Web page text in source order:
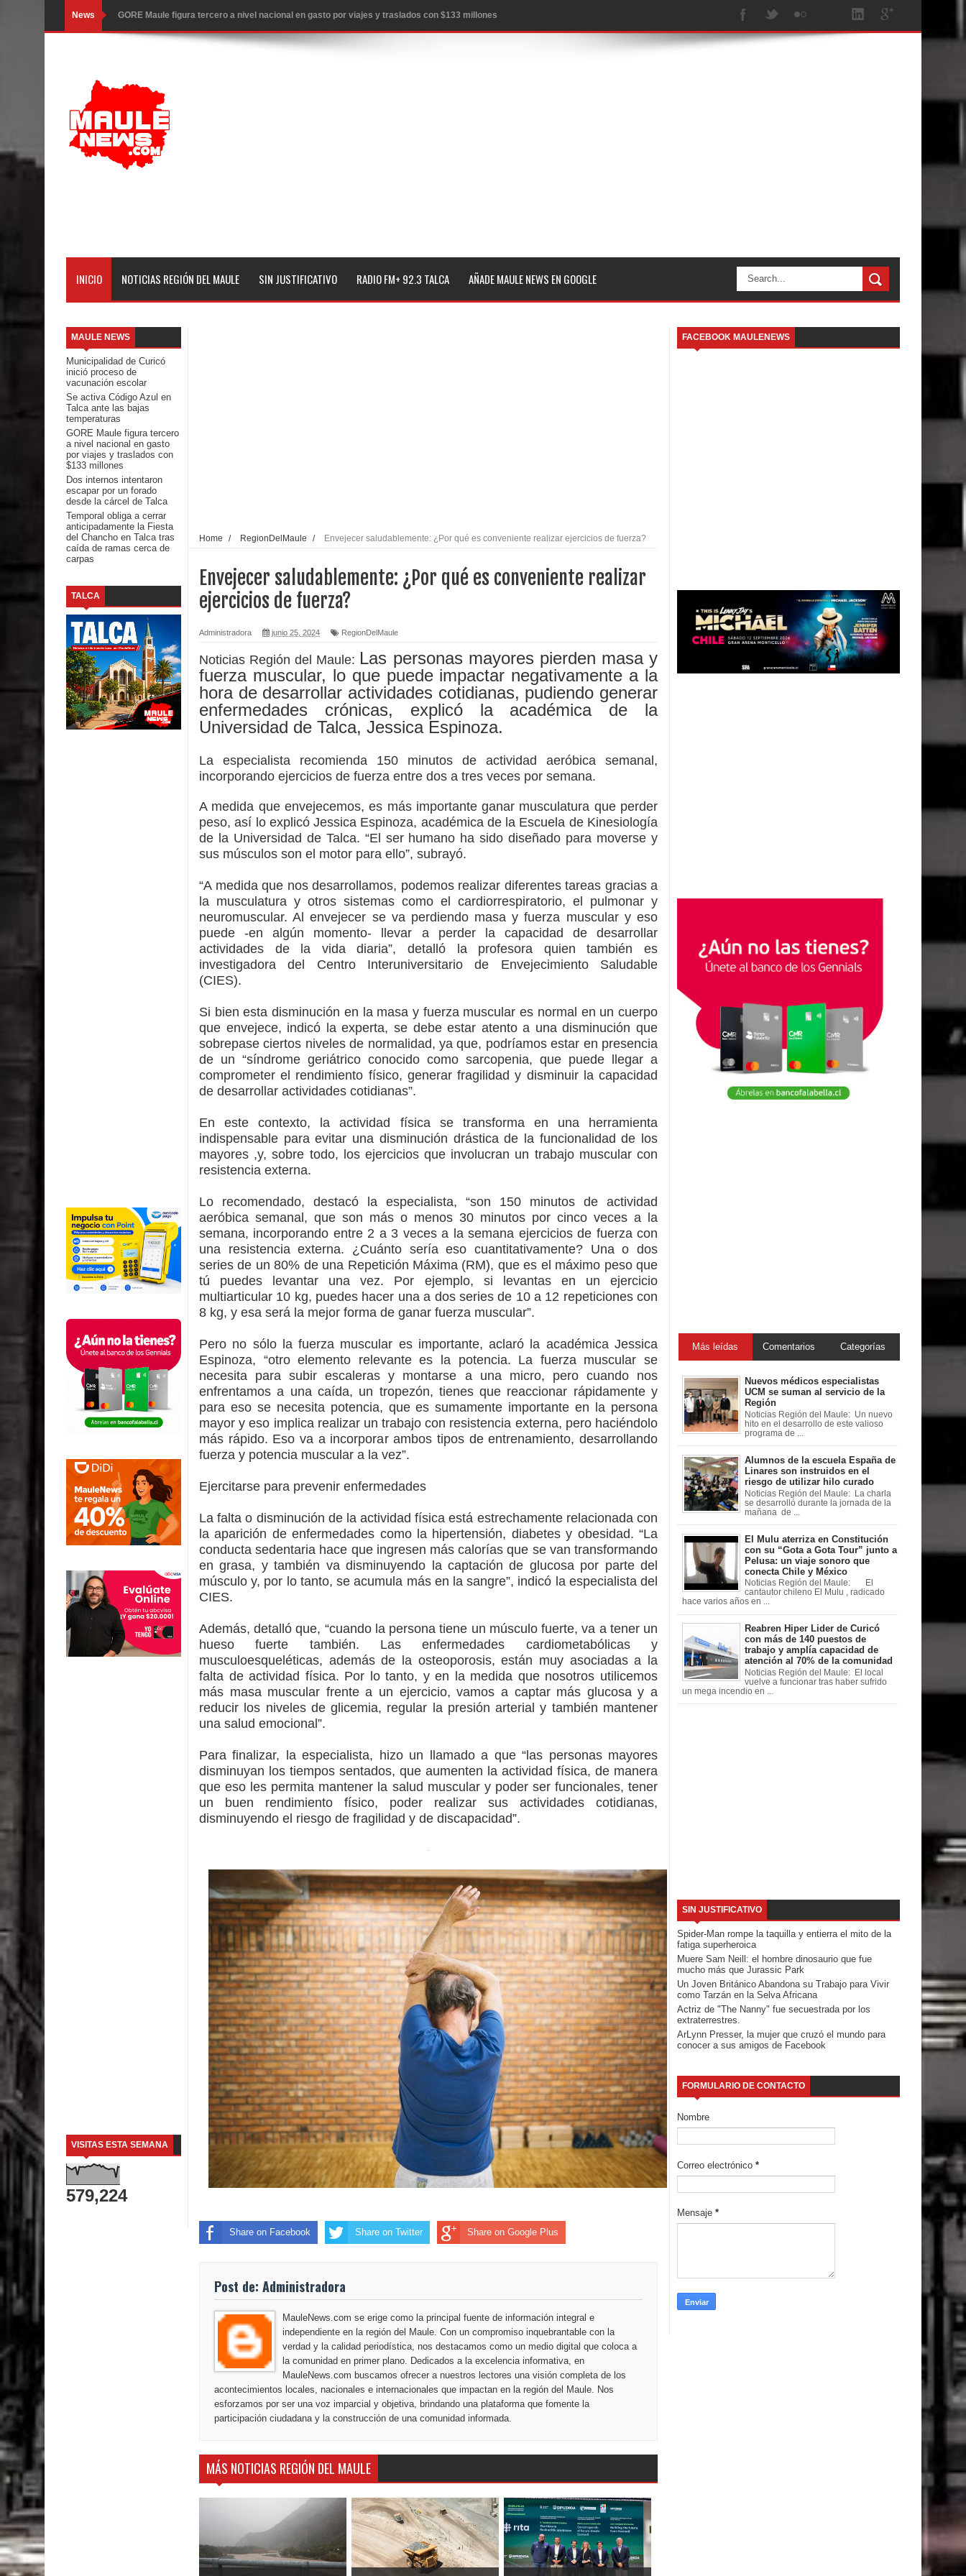
News GORE Maule figura tercero a nivel nacional en gasto por viajes y traslados con $133 millones
Dos internos intentaron escapar por un forado desde la cárcel de Talca
Miles llegan a la Plaza de Armas de Talca en el inicio de la Fiesta del Chancho 2026
Torneo de Asadores reúne a 13 equipos en la Fiesta del Chancho 2026 en Talca
Alerta por hantavirus: expertos piden reforzar medidas y consulta oportuna
virus respiratorios
Empedrado desarrolló con éxito el desafío guerreros 2026
comunidades escolares
Alta positividad en influenza hace que expertos reiteren llamado a vacunarse
Mario Meza endurece críticas contra ministra de Salud por dejar fuera a Linares: “No dará la cara”
Seremi de Desarrollo Social y Familia mantiene despliegue para apoyar a niños y adolescentes durante la
emergencia.
Del anime al K-pop: especialistas U. de Chile analizan el creciente interés por las culturas japonesa y coreana
Renuncia del seremi Minvu en el Maule golpea al Gobierno en medio de denuncias por viviendas sociales en
Diputado Jorge Guzmán rechaza proyecto de interconexión eléctrica en la alta cordillera del Maule por su
impacto ambiental
INDAP entregó $189 millones en incentivos a usuarios de PRODESAL de la provincia de Linares
Municipalidad de Curicó apuesta a la innovación en tecnología educativa con nuevas pantallas interactivas del
Colegio El Boldo
Se activa Código Azul en Talca ante las bajas temperaturas
INICIO NOTICIAS REGIÓN DEL MAULE SIN JUSTIFICATIVO RADIO FM+ 92.3 TALCA AÑADE MAULE NEWS EN GOOGLE
MAULE NEWS
Municipalidad de Curicó
inició proceso de
vacunación escolar
Se activa Código Azul en
Talca ante las bajas
temperaturas
GORE Maule figura tercero
a nivel nacional en gasto
por viajes y traslados con
$133 millones
Dos internos intentaron
escapar por un forado
desde la cárcel de Talca
Temporal obliga a cerrar
anticipadamente la Fiesta
del Chancho en Talca tras
caída de ramas cerca de
carpas
TALCA
VISITAS ESTA SEMANA
579,224
Home / RegionDelMaule / Envejecer saludablemente: ¿Por qué es conveniente realizar ejercicios de fuerza?
Envejecer saludablemente: ¿Por qué es conveniente realizar
ejercicios de fuerza?
Administradora junio 25, 2024 RegionDelMaule
Noticias Región del Maule: Las personas mayores pierden masa y
fuerza muscular, lo que puede impactar negativamente a la
hora de desarrollar actividades cotidianas, pudiendo generar
enfermedades crónicas, explicó la académica de la
Universidad de Talca, Jessica Espinoza.
La especialista recomienda 150 minutos de actividad aeróbica semanal,
incorporando ejercicios de fuerza entre dos a tres veces por semana.
A medida que envejecemos, es más importante ganar musculatura que perder
peso, así lo explicó Jessica Espinoza, académica de la Escuela de Kinesiología
de la Universidad de Talca. “El ser humano ha sido diseñado para moverse y
sus músculos son el motor para ello”, subrayó.
“A medida que nos desarrollamos, podemos realizar diferentes tareas gracias a
la musculatura y otros sistemas como el cardiorrespiratorio, el pulmonar y
neuromuscular. Al envejecer se va perdiendo masa y fuerza muscular y eso
puede -en algún momento- llevar a perder la capacidad de desarrollar
actividades de la vida diaria”, detalló la profesora quien también es
investigadora del Centro Interuniversitario de Envejecimiento Saludable
(CIES).
Si bien esta disminución en la masa y fuerza muscular es normal en un cuerpo
que envejece, indicó la experta, se debe estar atento a una disminución que
sobrepase ciertos niveles de normalidad, ya que, podríamos estar en presencia
de un “síndrome geriátrico conocido como sarcopenia, que puede llegar a
comprometer el rendimiento físico, generar fragilidad y disminuir la capacidad
de desarrollar actividades cotidianas”.
En este contexto, la actividad física se transforma en una herramienta
indispensable para evitar una disminución drástica de la funcionalidad de los
mayores ,y, sobre todo, los ejercicios que involucran un trabajo muscular con
resistencia externa.
Lo recomendado, destacó la especialista, “son 150 minutos de actividad
aeróbica semanal, que son más o menos 30 minutos por cinco veces a la
semana, incorporando entre 2 a 3 veces a la semana ejercicios de fuerza con
una resistencia externa. ¿Cuánto sería eso cuantitativamente? Una o dos
series de un 80% de una Repetición Máxima (RM), que es el máximo peso que
tú puedes levantar una vez. Por ejemplo, si levantas en un ejercicio
multiarticular 10 kg, puedes hacer una a dos series de 10 a 12 repeticiones con
8 kg, y esa será la mejor forma de ganar fuerza muscular”.
Pero no sólo la fuerza muscular es importante, aclaró la académica Jessica
Espinoza, “otro elemento relevante es la potencia. La fuerza muscular se
necesita para subir escaleras y montarse a una micro, pero cuando nos
enfrentamos a una caída, un tropezón, tienes que reaccionar rápidamente y
para eso se necesita potencia, que es sumamente importante en la persona
mayor y eso implica realizar un trabajo con resistencia externa, pero haciéndolo
más rápido. Eso va a incorporar ambos tipos de entrenamiento, desarrollando
fuerza y potencia muscular a la vez”.
Ejercitarse para prevenir enfermedades
La falta o disminución de la actividad física está estrechamente relacionada con
la aparición de enfermedades como la hipertensión, diabetes y obesidad. “La
conducta sedentaria hace que ingresen más calorías que se van transformando
en grasa, y también va disminuyendo la captación de glucosa por parte del
músculo y, por lo tanto, se acumula más en la sangre”, indicó la especialista del
CIES.
Además, detalló que, “cuando la persona tiene un músculo fuerte, va a tener un
hueso fuerte también. Las enfermedades cardiometabólicas y
musculoesqueléticas, además de la osteoporosis, están muy asociadas a la
falta de actividad física. Por lo tanto, y en la medida que nosotros utilicemos
más masa muscular frente a un ejercicio, vamos a captar más glucosa y a
reducir los niveles de glicemia, regular la presión arterial y también mantener
una salud emocional”.
Para finalizar, la especialista, hizo un llamado a que “las personas mayores
disminuyan los tiempos sentados, que aumenten la actividad física, de manera
que eso les permita mantener la salud muscular y poder ser funcionales, tener
un buen rendimiento físico, poder realizar sus actividades cotidianas,
disminuyendo el riesgo de fragilidad y de discapacidad”.
Share on Facebook Share on Twitter Share on Google Plus
Post de: Administradora
MauleNews.com se erige como la principal fuente de información integral e
independiente en la región del Maule. Con un compromiso inquebrantable con la
verdad y la calidad periodística, nos destacamos como un medio digital que coloca a
la comunidad en primer plano. Dedicados a la excelencia informativa, en
MauleNews.com buscamos ofrecer a nuestros lectores una visión completa de los
acontecimientos locales, nacionales e internacionales que impactan en la región del Maule. Nos
esforzamos por ser una voz imparcial y objetiva, brindando una plataforma que fomente la
participación ciudadana y la construcción de una comunidad informada.
MÁS NOTICIAS REGIÓN DEL MAULE
FACEBOOK MAULENEWS
Más leídas Comentarios Categorías
Nuevos médicos especialistas
UCM se suman al servicio de la
Región
Noticias Región del Maule: Un nuevo
hito en el desarrollo de este valioso
programa de ...
Alumnos de la escuela España de
Linares son instruidos en el
riesgo de utilizar hilo curado
Noticias Región del Maule: La charla
se desarrolló durante la jornada de la
mañana de ...
El Mulu aterriza en Constitución
con su “Gota a Gota Tour” junto a
Pelusa: un viaje sonoro que
conecta Chile y México
Noticias Región del Maule: El
cantautor chileno El Mulu , radicado
hace varios años en ...
Reabren Hiper Lider de Curicó
con más de 140 puestos de
trabajo y amplía capacidad de
atención al 70% de la comunidad
Noticias Región del Maule: El local
vuelve a funcionar tras haber sufrido
un mega incendio en ...
SIN JUSTIFICATIVO
Spider-Man rompe la taquilla y entierra el mito de la
fatiga superheroica
Muere Sam Neill: el hombre dinosaurio que fue
mucho más que Jurassic Park
Un Joven Británico Abandona su Trabajo para Vivir
como Tarzán en la Selva Africana
Actriz de "The Nanny" fue secuestrada por los
extraterrestres.
ArLynn Presser, la mujer que cruzó el mundo para
conocer a sus amigos de Facebook
FORMULARIO DE CONTACTO
Nombre
Correo electrónico *
Mensaje *